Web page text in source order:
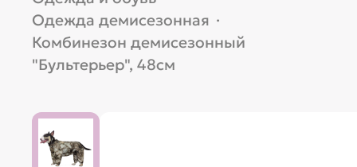
Одежда демисезонная ·
Комбинезон демисезонный
"Бультерьер", 48см